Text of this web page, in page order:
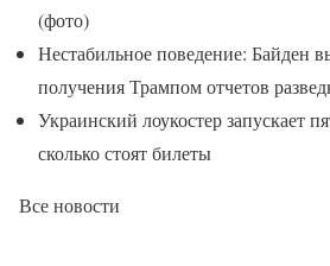
(фото)
Нестабильное поведение: Байден
получения Трампом отчетов
Украинский лоукостер запускает
сколько стоят билеты
Все новости